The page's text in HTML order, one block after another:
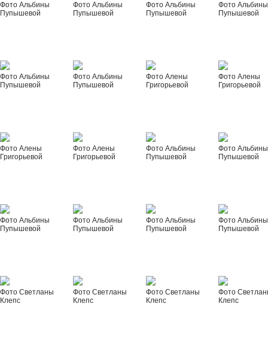
Фото Альбины
Пупышевой
Фото Альбины
Пупышевой
Фото Альбины
Пупышевой
Фото Альбины
Пупышевой
Фото Альбины
Пупышевой
Фото Альбины
Пупышевой
Фото Алены
Григорьевой
Фото Алены
Григорьевой
Фото Алены
Григорьевой
Фото Алены
Григорьевой
Фото Альбины
Пупышевой
Фото Альбины
Пупышевой
Фото Альбины
Пупышевой
Фото Альбины
Пупышевой
Фото Альбины
Пупышевой
Фото Альбины
Пупышевой
Фото Светланы
Клепс
Фото Светланы
Клепс
Фото Светланы
Клепс
Фото
Клепс